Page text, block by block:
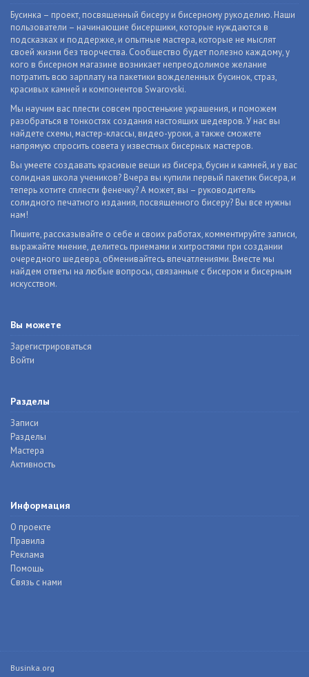
Бусинка – проект, посвященный бисеру и бисерному рукоделию. Наши
пользователи – начинающие бисерщики, которые нуждаются в
подсказках и поддержке, и опытные мастера, которые не мыслят
своей жизни без творчества. Сообщество будет полезно каждому, у
кого в бисерном магазине возникает непреодолимое желание
потратить всю зарплату на пакетики вожделенных бусинок, страз,
красивых камней и компонентов Swarovski.
Мы научим вас плести совсем простенькие украшения, и поможем
разобраться в тонкостях создания настоящих шедевров. У нас вы
найдете схемы, мастер-классы, видео-уроки, а также сможете
напрямую спросить совета у известных бисерных мастеров.
Вы умеете создавать красивые вещи из бисера, бусин и камней, и у вас
солидная школа учеников? Вчера вы купили первый пакетик бисера, и
теперь хотите сплести фенечку? А может, вы – руководитель
солидного печатного издания, посвященного бисеру? Вы все нужны
нам!
Пишите, рассказывайте о себе и своих работах, комментируйте записи,
выражайте мнение, делитесь приемами и хитростями при создании
очередного шедевра, обменивайтесь впечатлениями. Вместе мы
найдем ответы на любые вопросы, связанные с бисером и бисерным
искусством.
Вы можете
Зарегистрироваться
Войти
Разделы
Записи
Разделы
Мастера
Активность
Информация
О проекте
Правила
Реклама
Помощь
Связь с нами
Businka.org